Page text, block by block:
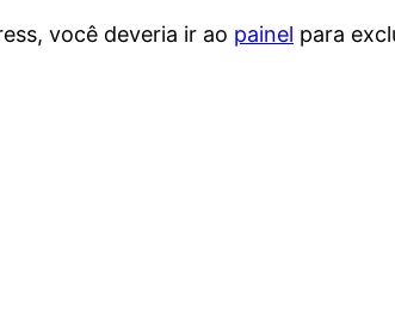
você deveria ir ao painel para